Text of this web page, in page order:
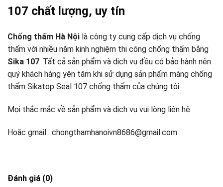
107 chất lượng, uy tín
Chống thấm Hà Nội là công ty cung cấp dịch vụ chống
thấm với nhiều năm kinh nghiệm thi công chống thấm bằng
Sika 107. Tất cả sản phẩm và dịch vụ đều có bảo hành nên
quý khách hàng yên tâm khi sử dụng sản phẩm màng chống
thấm Sikatop Seal 107 chống thấm của chúng tôi.
Mọi thắc mắc về sản phẩm và dịch vụ vui lòng liên hệ
Hoặc gmail : chongthamhanoivn8686@gmail.com
Đánh giá (0)